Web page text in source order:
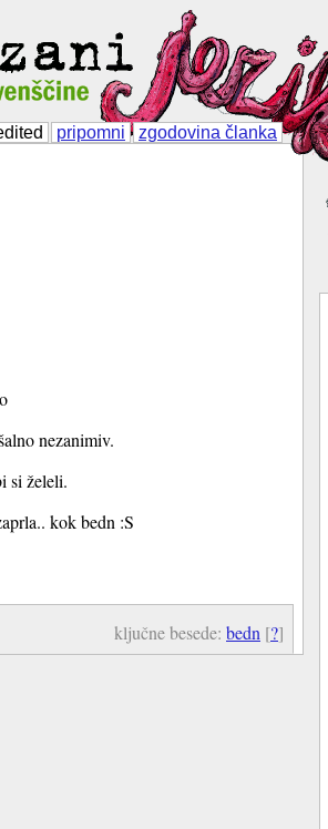
pripomni zgodovina članka
nezanimiv.
si želeli.
kok bedn :S
ključne besede: bedn [?]